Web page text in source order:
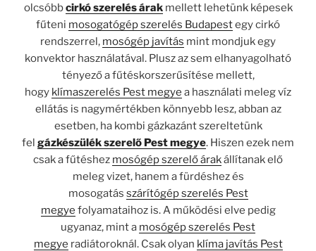
olcsóbbcirkó szerelés árakmellett lehetünk képesek
fűteni mosogatógép szerelés Budapestegy cirkó
rendszerrel, mosógép javítás mint mondjuk egy
konvektor használatával. Plusz az sem elhanyagolható
tényező a fűtéskorszerűsítése mellett,
hogy klímaszerelés Pest megye a használati meleg víz
ellátás is nagymértékben könnyebb lesz, abban az
esetben, ha kombi gázkazánt szereltetünk
fel gázkészülék szerelő Pest megye. Hiszen ezek nem
csak a fűtéshez mosógép szerelő árakállítanak elő
meleg vizet, hanem a fürdéshez és
mosogatás szárítógép szerelés Pest
megye folyamataihoz is. A működési elve pedig
ugyanaz, mint a mosógép szerelés Pest
megye radiátoroknál. Csak olyan klíma javítás Pest